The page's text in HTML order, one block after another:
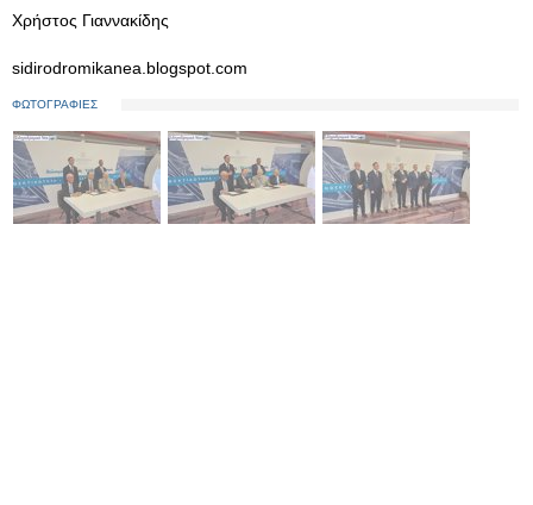
Χρήστος Γιαννακίδης
sidirodromikanea.blogspot.com
ΦΩΤΟΓΡΑΦΙΕΣ